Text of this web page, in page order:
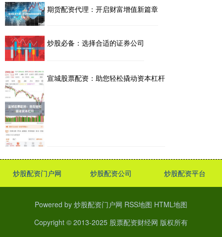
期货配资代理：开启财富增值新篇章
炒股必备：选择合适的证券公司
宣城股票配资：助您轻松撬动资本杠杆
炒股配资门户网 炒股配资公司 炒股配资平台
Powered by 炒股配资门户网 RSS地图 HTML地图
Copyright © 2013-2025 股票配资财经网 版权所有